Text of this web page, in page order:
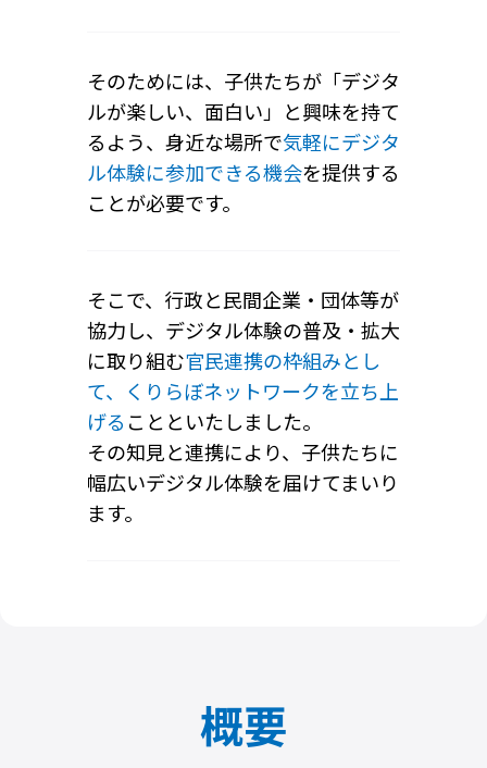
そのためには、子供たちが「デジタ
ルが楽しい、面白い」と興味を持て
るよう、 身近な場所で気軽にデジタ
ル体験に参加できる機会を提供する
ことが必要です。
そこで、行政と民間企業・団体等が
協力し、デジタル体験の普及・拡大
に取り組む官民連携の枠組みとし
て、くりらぼネットワークを立ち上
げる ことといたしました。
その知見と連携により、子供たちに
幅広いデジタル体験を届けてまいり
ます。
概要